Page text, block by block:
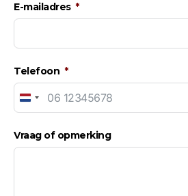
E-mailadres
Telefoon
Netherlands
Vraag of opmerking